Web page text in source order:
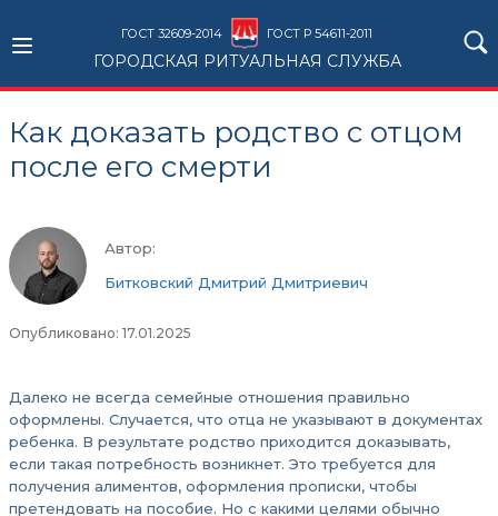
ГОСТ 32609-2014 ГОСТ Р 54611-2011
ГОРОДСКАЯ РИТУАЛЬНАЯ СЛУЖБА
Как доказать родство с отцом
после его смерти
Автор:
Битковский Дмитрий Дмитриевич
Опубликовано: 17.01.2025
Далеко не всегда семейные отношения правильно
оформлены. Случается, что отца не указывают в документах
ребенка. В результате родство приходится доказывать,
если такая потребность возникнет. Это требуется для
получения алиментов, оформления прописки, чтобы
претендовать на пособие. Но с какими целями обычно